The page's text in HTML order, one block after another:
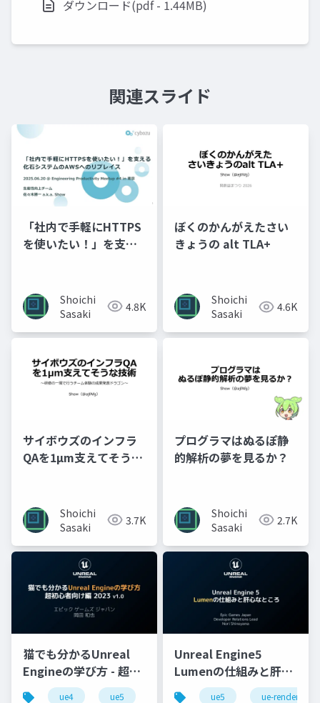
ダウンロード(pdf - 1.44MB)
関連スライド
「社内で手軽にHTTPS
を使いたい！」を支え
Shoichi
Sasaki
4.8K
ぼくのかんがえたさい
きょうの alt TLA+
Shoichi
Sasaki
4.6K
サイボウズのインフラ
QAを1µm支えてそうな
表ドラゴン〜
Shoichi
Sasaki
3.7K
プログラマはぬるぽ静
的解析の夢を見るか？
Shoichi
Sasaki
2.7K
猫でも分かるUnreal
Engineの学び方 - 超初
心者向け編 - 2023 v1.0
ue4 ue5 ue-beginner
Unreal Engine5
Lumenの仕組みと肝心
なところ
ue5 ue-rendering